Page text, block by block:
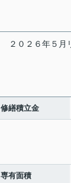
２０２６年５月
修繕積立金
専有面積